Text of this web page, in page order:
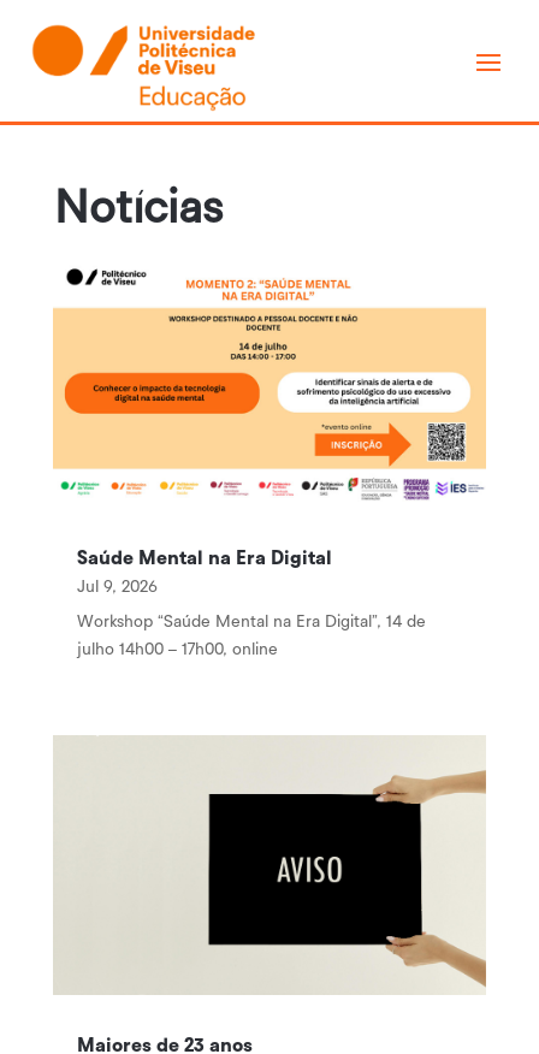
Notícias
Saúde Mental na Era Digital
Jul 9, 2026
Workshop “Saúde Mental na Era Digital”, 14 de
julho 14h00 – 17h00, online
Maiores de 23 anos